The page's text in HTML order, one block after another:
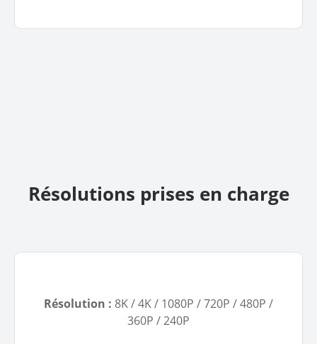
Résolutions prises en charge
Résolution : 8K / 4K / 1080P / 720P / 480P /
360P / 240P